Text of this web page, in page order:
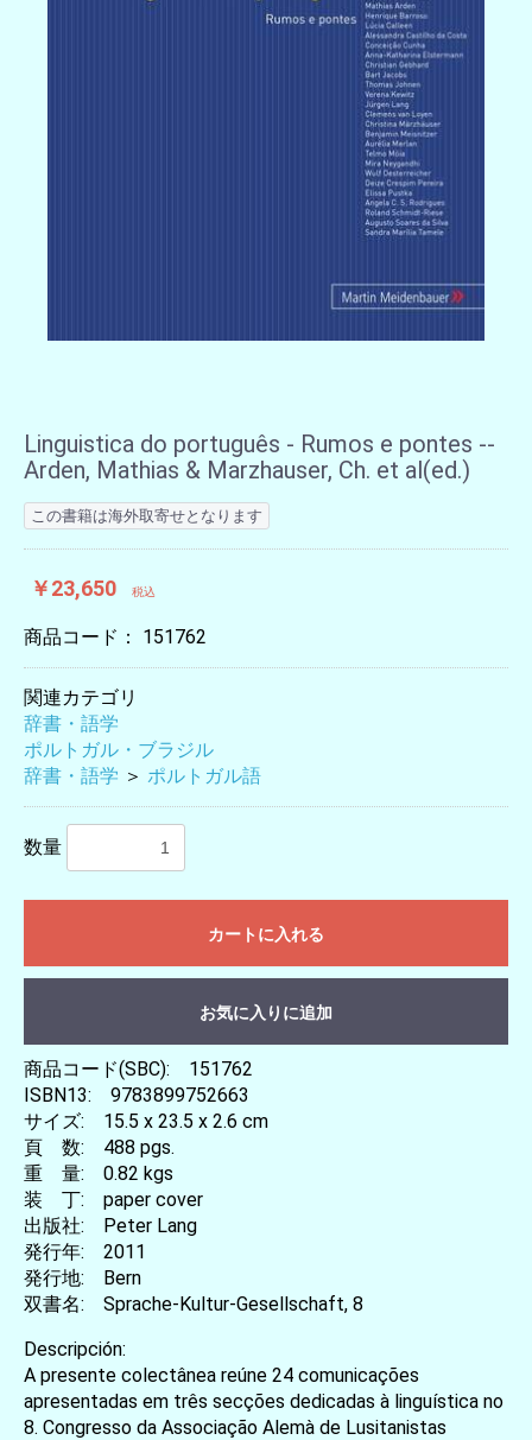
Linguistica do português - Rumos e pontes --
Arden, Mathias & Marzhauser, Ch. et al(ed.)
この書籍は海外取寄せとなります
￥23,650 税込
商品コード： 151762
関連カテゴリ
辞書・語学
ポルトガル・ブラジル
辞書・語学 ＞ ポルトガル語
数量
カートに入れる
お気に入りに追加
商品コード(SBC): 151762
ISBN13: 9783899752663
サイズ: 15.5 x 23.5 x 2.6 cm
頁 数: 488 pgs.
重 量: 0.82 kgs
装 丁: paper cover
出版社: Peter Lang
発行年: 2011
発行地: Bern
双書名: Sprache-Kultur-Gesellschaft, 8
Descripción:
A presente colectânea reúne 24 comunicações
apresentadas em três secções dedicadas à linguística no
8. Congresso da Associação Alemà de Lusitanistas